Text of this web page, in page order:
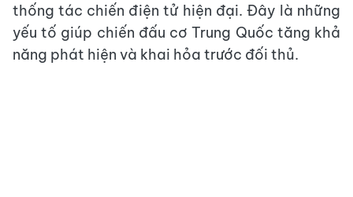
thống tác chiến điện tử hiện đại. Đây là những
yếu tố giúp chiến đấu cơ Trung Quốc tăng khả
năng phát hiện và khai hỏa trước đối thủ.